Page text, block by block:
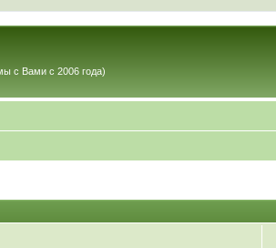
с Вами с 2006 года)